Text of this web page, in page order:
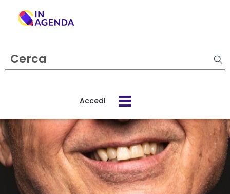
Accedi
Cerca
evento
In
Agenda
Come